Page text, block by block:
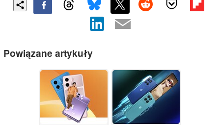
Powiązane artykuły